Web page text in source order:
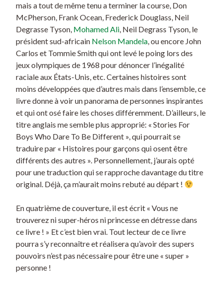
mais a tout de même tenu a terminer la course, Don
McPherson, Frank Ocean, Frederick Douglass, Neil
Degrasse Tyson, Mohamed Ali, Neil Degrass Tyson, le
président sud-africain Nelson Mandela, ou encore John
Carlos et Tommie Smith qui ont levé le poing lors des
jeux olympiques de 1968 pour dénoncer l’inégalité
raciale aux États-Unis, etc. Certaines histoires sont
moins développées que d’autres mais dans l’ensemble, ce
livre donne à voir un panorama de personnes inspirantes
et qui ont osé faire les choses différemment. D’ailleurs, le
titre anglais me semble plus approprié: « Stories For
Boys Who Dare To Be Different », qui pourrait se
traduire par « Histoires pour garçons qui osent être
différents des autres ». Personnellement, j’aurais opté
pour une traduction qui se rapproche davantage du titre
original. Déjà, ça m’aurait moins rebuté au départ !
En quatrième de couverture, il est écrit « Vous ne
trouverez ni super-héros ni princesse en détresse dans
ce livre ! » Et c’est bien vrai. Tout lecteur de ce livre
pourra s’y reconnaître et réalisera qu’avoir des supers
pouvoirs n’est pas nécessaire pour être une « super »
personne !